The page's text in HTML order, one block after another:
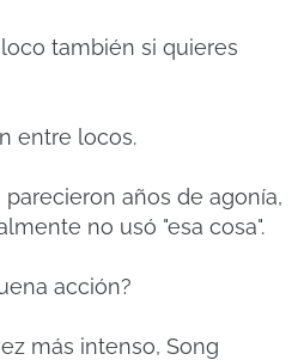
también si quieres
entre locos.
años de agonía,
no usó "esa cosa".
acción?
más intenso, Song